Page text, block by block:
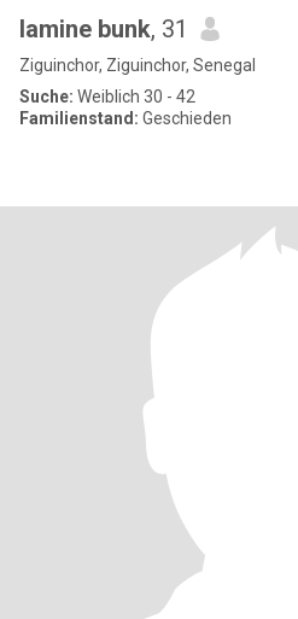
lamine bunk, 31
Ziguinchor, Ziguinchor, Senegal
Suche: Weiblich 30 - 42
Familienstand: Geschieden